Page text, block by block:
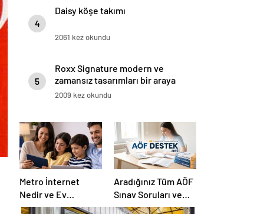
4
Daisy köşe takımı
2061 kez okundu
5
Roxx Signature modern ve
zamansız tasarımları bir araya
getiriyor
2009 kez okundu
Metro İnternet
Nedir ve Ev
İnternetiyle Fiber
Aradığınız Tüm AÖF
Sınav Soruları ve
Canlı Açıköğretim